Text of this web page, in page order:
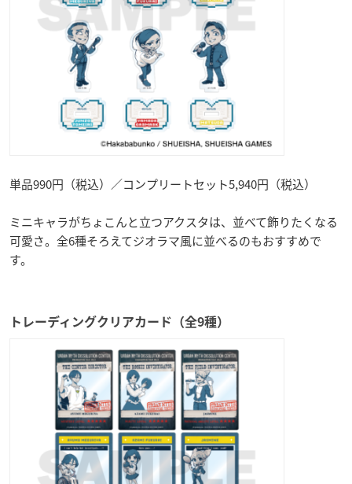
単品990円（税込）／コンプリートセット5,940円（税込）
ミニキャラがちょこんと立つアクスタは、並べて飾りたくなる
可愛さ。全6種そろえてジオラマ風に並べるのもおすすめで
す。
トレーディングクリアカード（全9種）